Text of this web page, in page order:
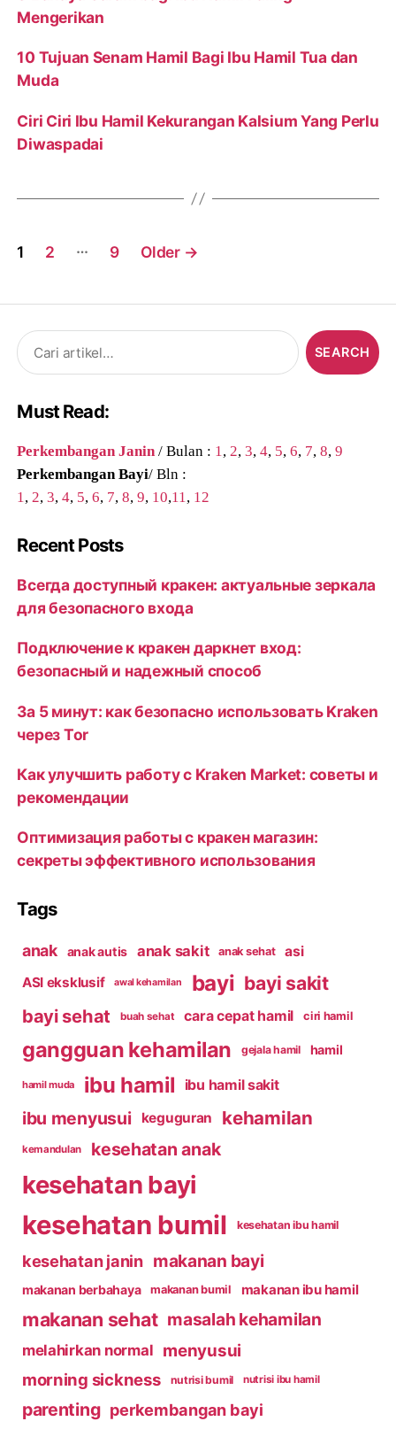
Mengerikan
10 Tujuan Senam Hamil Bagi Ibu Hamil Tua dan
Muda
Ciri Ciri Ibu Hamil Kekurangan Kalsium Yang Perlu
Diwaspadai
Posts
navigation
1 2 … 9 Older →
Search
for:
Must Read:
Perkembangan Janin/ Bulan : 1,2,3,4, 5,6, 7,8,9
Perkembangan Bayi/ Bln :
1,2,3,4, 5,6, 7,8,9, 10,11, 12
Recent Posts
Всегда доступный кракен: актуальные зеркала
для безопасного входа
Подключение к кракен даркнет вход:
безопасный и надежный способ
За 5 минут: как безопасно использовать Kraken
через Tor
Как улучшить работу с Kraken Market: советы и
рекомендации
Оптимизация работы с кракен магазин:
секреты эффективного использования
Tags
anak anak autis anak sakit anak sehat
asi
ASI eksklusif
awal kehamilan bayi bayi sakit
bayi sehat buah sehat cara cepat hamil ciri hamil
gangguan kehamilan gejala hamil hamil
hamil muda ibu hamil ibu hamil sakit
ibu menyusui keguguran kehamilan
kemandulan kesehatan anak
kesehatan bayi
kesehatan bumil kesehatan ibu hamil
kesehatan janin makanan bayi
makanan berbahaya makanan bumil makanan ibu hamil
makanan sehat masalah kehamilan
melahirkan normal menyusui
morning sickness nutrisi bumil nutrisi ibu hamil
parenting perkembangan bayi